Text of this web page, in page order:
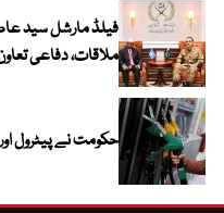
فیلڈ مارشل سید
ملاقات، دفاعی
حکومت نے پیٹرول